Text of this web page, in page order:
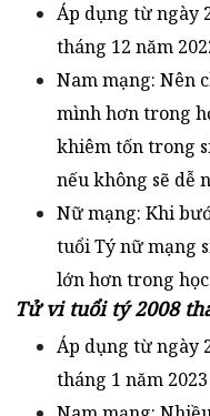
Áp dụng từ ngày
tháng 12 năm
Nam mạng: Nên
mình hơn trong
khiêm tốn trong
nếu không sẽ dễ
Nữ mạng: Khi
tuổi Tý nữ mạng
lớn hơn trong
Tử vi tuổi tý 2008
Áp dụng từ ngày
tháng 1 năm